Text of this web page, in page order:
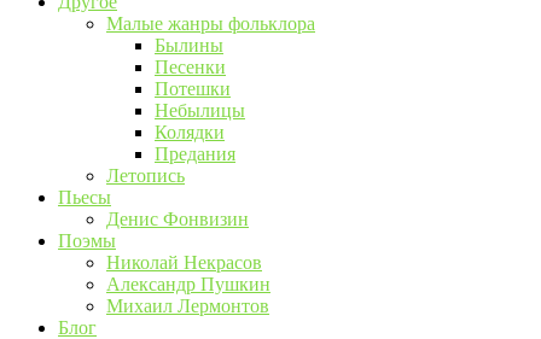
Малые жанры фольклора
Былины
Песенки
Потешки
Небылицы
Колядки
Предания
Летопись
Пьесы
Денис Фонвизин
Поэмы
Николай Некрасов
Александр Пушкин
Михаил Лермонтов
Блог